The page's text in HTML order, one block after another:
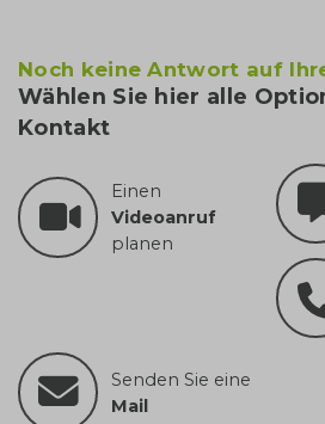
Noch keine Antwort auf
Wählen Sie hier alle
Kontakt
Einen
Videoanruf
planen
Senden Sie eine
Mail